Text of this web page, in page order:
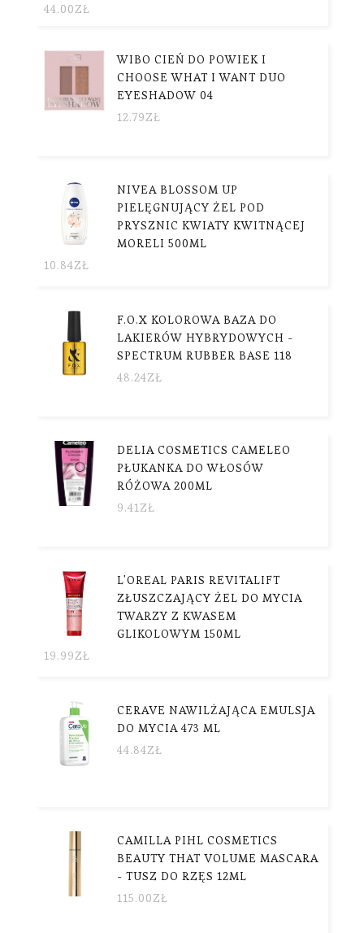
44.00ZŁ
WIBO CIEŃ DO POWIEK I
CHOOSE WHAT I WANT DUO
EYESHADOW 04
12.79ZŁ
NIVEA BLOSSOM UP
PIELĘGNUJĄCY ŻEL POD
PRYSZNIC KWIATY KWITNĄCEJ
MORELI 500ML
10.84ZŁ
F.O.X KOLOROWA BAZA DO
LAKIERÓW HYBRYDOWYCH -
SPECTRUM RUBBER BASE 118
48.24ZŁ
DELIA COSMETICS CAMELEO
PŁUKANKA DO WŁOSÓW
RÓŻOWA 200ML
9.41ZŁ
L'OREAL PARIS REVITALIFT
ZŁUSZCZAJĄCY ŻEL DO MYCIA
TWARZY Z KWASEM
GLIKOLOWYM 150ML
19.99ZŁ
CERAVE NAWILŻAJĄCA EMULSJA
DO MYCIA 473 ML
44.84ZŁ
CAMILLA PIHL COSMETICS
BEAUTY THAT VOLUME MASCARA
- TUSZ DO RZĘS 12ML
115.00ZŁ